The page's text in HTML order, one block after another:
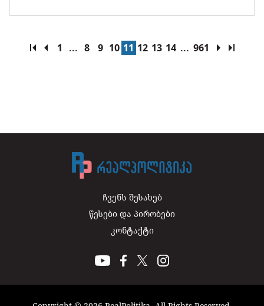
1 ... 8 9 10 11 12 13 14 ... 961
ჩვენს შესახებ
წესები და პირობები
კონტაქტი